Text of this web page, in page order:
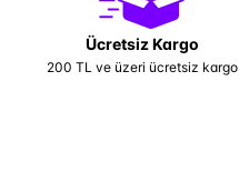
Ücretsiz Kargo
200 TL ve üzeri ücretsiz kargo